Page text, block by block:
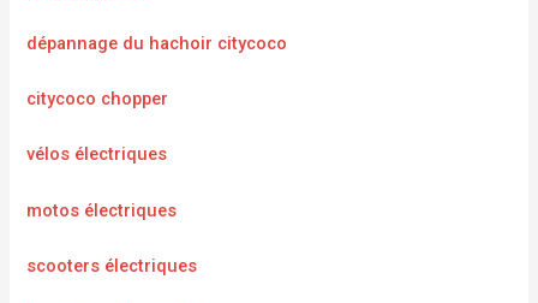
dépannage du hachoir citycoco
citycoco chopper
vélos électriques
motos électriques
scooters électriques